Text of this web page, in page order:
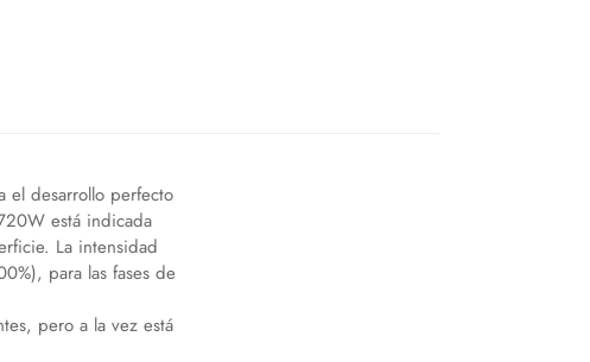
el desarrollo perfecto
está indicada
La intensidad
para las fases de
pero a la vez está